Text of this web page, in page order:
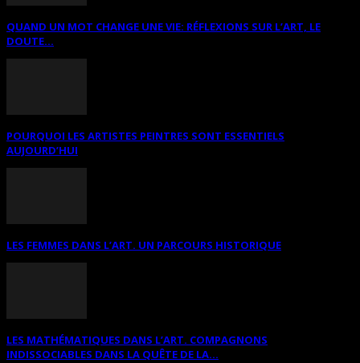
QUAND UN MOT CHANGE UNE VIE: RÉFLEXIONS SUR L’ART, LE
DOUTE...
POURQUOI LES ARTISTES PEINTRES SONT ESSENTIELS
AUJOURD’HUI
LES FEMMES DANS L’ART. UN PARCOURS HISTORIQUE
LES MATHÉMATIQUES DANS L’ART. COMPAGNONS
INDISSOCIABLES DANS LA QUÊTE DE LA...